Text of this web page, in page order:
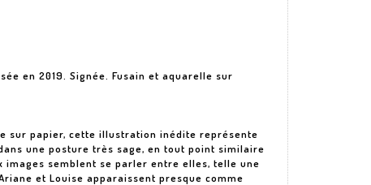
en 2019. Signée. Fusain et aquarelle sur
sur papier, cette illustration inédite représente
une posture très sage, en tout point similaire
images semblent se parler entre elles, telle une
et Louise apparaissent presque comme